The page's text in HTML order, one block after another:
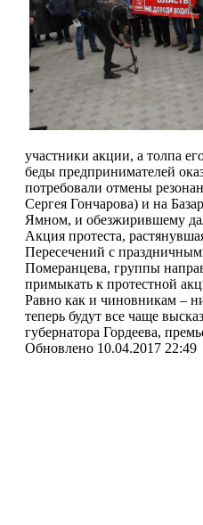
участники акции, а толпа
беды предпринимателей
потребовали отмены
Сергея Гончарова) и на
Ямном, и обезжирившему
Акция протеста,
Пересечений с
Померанцева, группы
примыкать к протестной
Равно как и чиновникам –
теперь будут все чаще
губернатора Гордеева,
Обновлено 10.04.2017 22:49